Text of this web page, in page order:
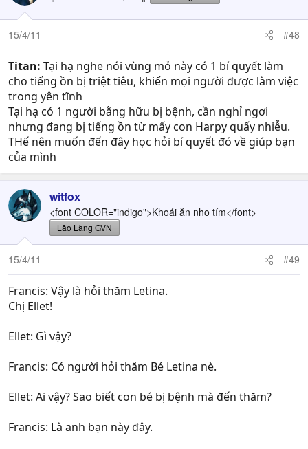
15/4/11 #48
Titan: Tại hạ nghe nói vùng mỏ này có 1 bí quyết làm
cho tiếng ồn bị triệt tiêu, khiến mọi người được làm việc
trong yên tĩnh
Tại hạ có 1 người bằng hữu bị bệnh, cần nghỉ ngơi
nhưng đang bị tiếng ồn từ mấy con Harpy quấy nhiễu.
THế nên muốn đến đây học hỏi bí quyết đó về giúp bạn
của mình
witfox
<font COLOR="indigo">Khoái ăn nho tím</font>
Lão Làng GVN
15/4/11 #49
Francis: Vậy là hỏi thăm Letina.
Chị Ellet!
Ellet: Gì vậy?
Francis: Có người hỏi thăm Bé Letina nè.
Ellet: Ai vậy? Sao biết con bé bị bệnh mà đến thăm?
Francis: Là anh bạn này đây.